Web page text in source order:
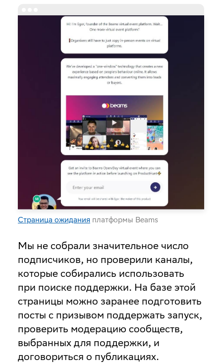
Страница ожидания платформы Beams
Мы не собрали значительное число
подписчиков, но проверили каналы,
которые собирались использовать
при поиске поддержки. На базе этой
страницы можно заранее подготовить
посты с призывом поддержать запуск,
проверить модерацию сообществ,
выбранных для поддержки, и
договориться о публикациях.